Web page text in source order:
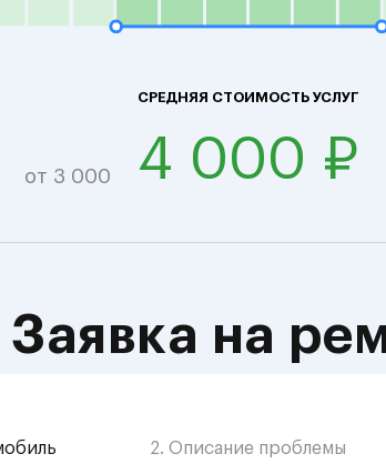
СРЕДНЯЯ СТОИМОСТЬ УСЛУГ
от 3 000 4 000 ₽
Заявка на
2. Описание проблемы